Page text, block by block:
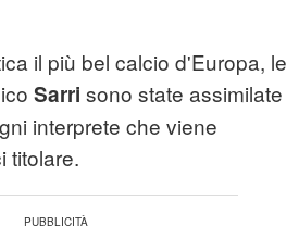
il più bel calcio d'Europa, le
Sarri sono state assimilate
interprete che viene
titolare.